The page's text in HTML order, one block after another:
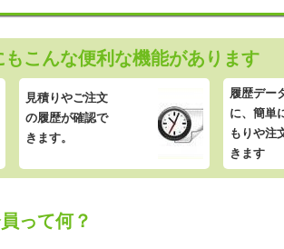
もこんな便利な機能があります
見積りやご注文
の履歴が確認で
きます。
履歴デー
に、簡単
もりや注
きます
って何？